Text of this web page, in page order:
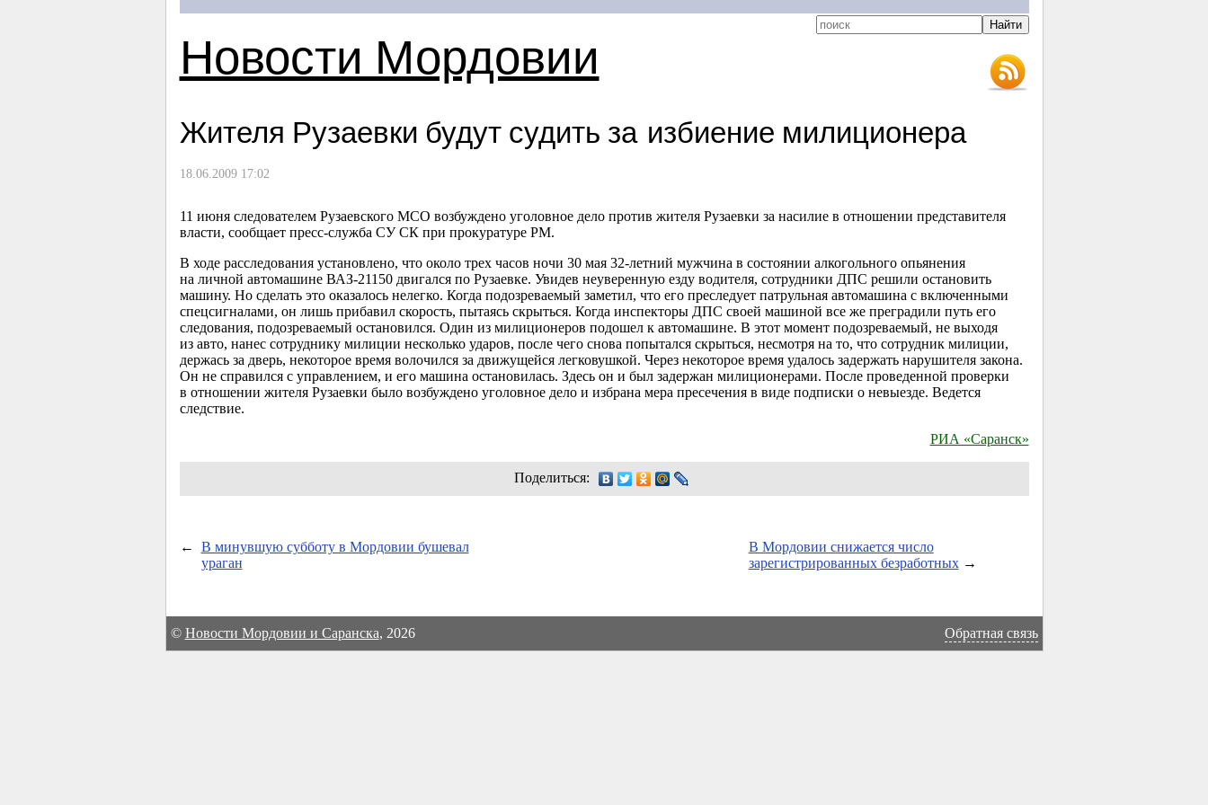
Новости Мордовии
Жителя Рузаевки будут судить за избиение милиционера
18.06.2009 17:02
11 июня следователем Рузаевского МСО возбуждено уголовное дело против жителя Рузаевки за насилие в отношении представителя
власти, сообщает пресс-служба СУ СК при прокуратуре РМ.
В ходе расследования установлено, что около трех часов ночи 30 мая 32-летний мужчина в состоянии алкогольного опьянения
на личной автомашине ВАЗ-21150 двигался по Рузаевке. Увидев неуверенную езду водителя, сотрудники ДПС решили остановить
машину. Но сделать это оказалось нелегко. Когда подозреваемый заметил, что его преследует патрульная автомашина с включенными
спецсигналами, он лишь прибавил скорость, пытаясь скрыться. Когда инспекторы ДПС своей машиной все же преградили путь его
следования, подозреваемый остановился. Один из милиционеров подошел к автомашине. В этот момент подозреваемый, не выходя
из авто, нанес сотруднику милиции несколько ударов, после чего снова попытался скрыться, несмотря на то, что сотрудник милиции,
держась за дверь, некоторое время волочился за движущейся легковушкой. Через некоторое время удалось задержать нарушителя закона.
Он не справился с управлением, и его машина остановилась. Здесь он и был задержан милиционерами. После проведенной проверки
в отношении жителя Рузаевки было возбуждено уголовное дело и избрана мера пресечения в виде подписки о невыезде. Ведется
следствие.
РИА «Саранск»
Поделиться:
←
В минувшую субботу в Мордовии бушевал
ураган
В Мордовии снижается число
зарегистрированных безработных→
© Новости Мордовии и Саранска, 2026 Обратная связь